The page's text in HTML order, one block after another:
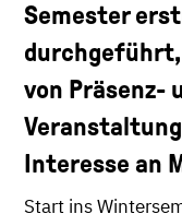
Semester
von Präsenz-
Interesse an
Start ins